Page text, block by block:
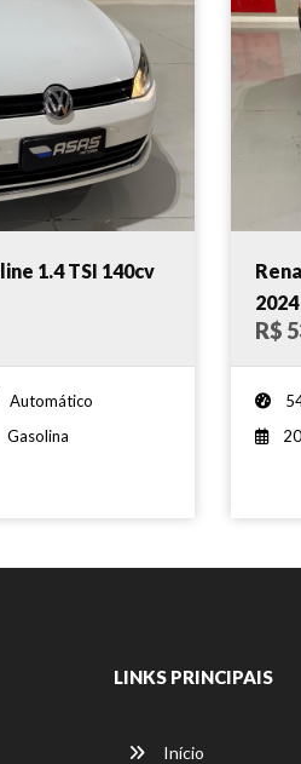
1.4 TSI 140cv
Automático
Gasolina
2024
R$
LINKS PRINCIPAIS
Início